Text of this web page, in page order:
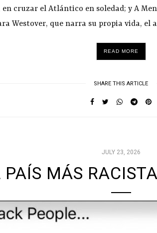
cruzar el Atlántico en soledad; y A
Westover, que narra su propia vida, el
READ MORE
SHARE THIS ARTICLE
JULY 23, 2026
PAÍS MÁS